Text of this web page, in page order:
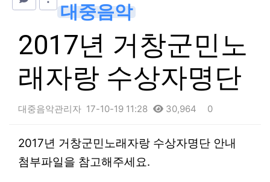
대중음악
2017년 거창군민노
래자랑 수상자명단
대중음악관리자 17-10-19 11:28 30,964 0
본문
2017년 거창군민노래자랑 수상자명단 안내
첨부파일을 참고해주세요.